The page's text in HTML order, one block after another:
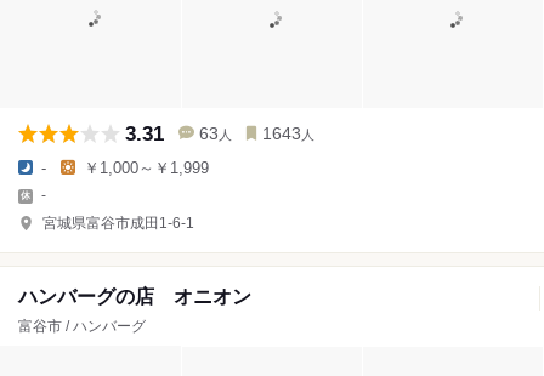
3.31 63 人 1643 人
- ￥1,000～￥1,999
-
宮城県富谷市成田1-6-1
ハンバーグの店 オニオン
富谷市 / ハンバーグ